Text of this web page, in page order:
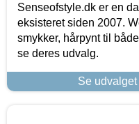
Senseofstyle.dk er en
eksisteret siden 2007.
smykker, hårpynt til
se deres udvalg.
Se